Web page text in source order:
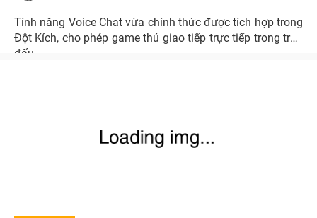
Tính năng Voice Chat vừa chính thức được tích hợp trong
Đột Kích, cho phép game thủ giao tiếp trực tiếp trong trận
đấu.